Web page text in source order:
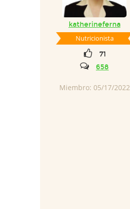
katherineferna
Nutricionista
71
658
Miembro: 05/17/2022